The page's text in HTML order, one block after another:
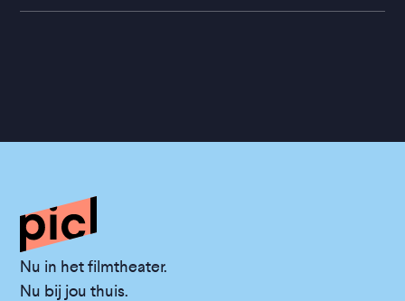
Nu in het filmtheater.
Nu bij jou thuis.